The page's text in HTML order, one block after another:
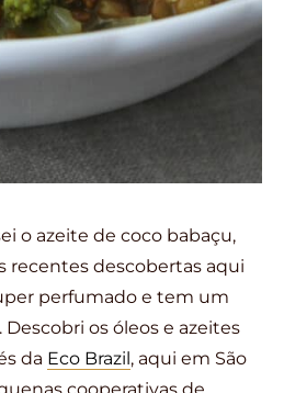
o azeite de coco babaçu,
recentes descobertas aqui
perfumado e tem um
os óleos e azeites
da Eco Brazil, aqui em São